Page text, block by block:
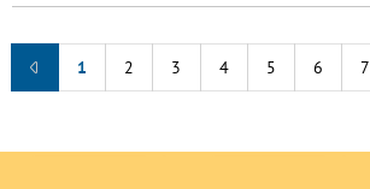
1 2 3 4 5 6 7